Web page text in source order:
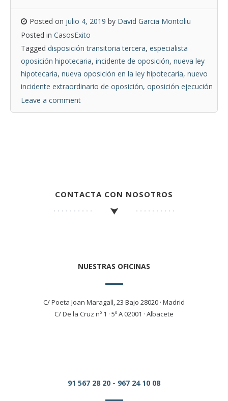
Posted on julio 4, 2019 by David Garcia Montoliu
Posted in CasosExito
Tagged disposición transitoria tercera, especialista
oposición hipotecaria, incidente de oposición, nueva ley
hipotecaria, nueva oposición en la ley hipotecaria, nuevo
incidente extraordinario de oposición, oposición ejecución
Leave a comment
CONTACTA CON NOSOTROS
NUESTRAS OFICINAS
C/ Poeta Joan Maragall, 23 Bajo 28020 · Madrid
C/ De la Cruz nº 1 · 5º A 02001 · Albacete
91 567 28 20 - 967 24 10 08